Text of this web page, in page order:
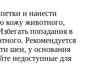
и нанести
кожу животного,
попадания в
Рекомендуется
шеи, у основания
недоступные для